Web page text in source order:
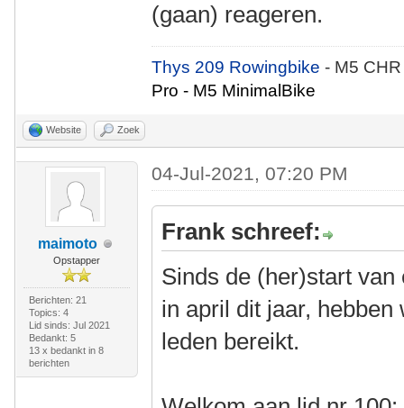
(gaan) reageren.
Thys 209 Rowingbike- M5
Pro - M5 MinimalBike
Website Zoek
maimoto
Opstapper
Berichten: 21
Topics: 4
Lid sinds: Jul 2021
Bedankt: 5
13 x bedankt in 8
berichten
04-Jul-2021, 07:20 PM
Frank schreef:
Sinds de (her)start
in april dit jaar, hebben
leden bereikt.